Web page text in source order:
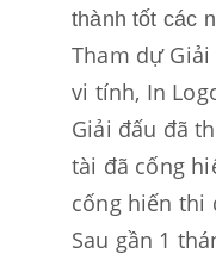
thành tốt các
Tham dự
vi tính, In
Giải đấu đã
tài đã cống
cống hiến thi
Sau gần 1